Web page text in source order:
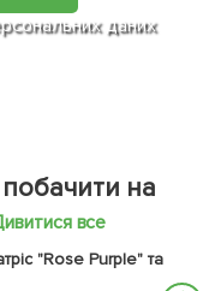
даних
на
все
"Rose Purple" та